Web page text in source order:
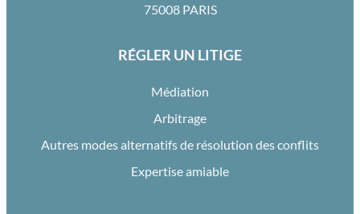
75008 PARIS
RÉGLER UN LITIGE
Médiation
Arbitrage
Autres modes alternatifs de résolution des conflits
Expertise amiable